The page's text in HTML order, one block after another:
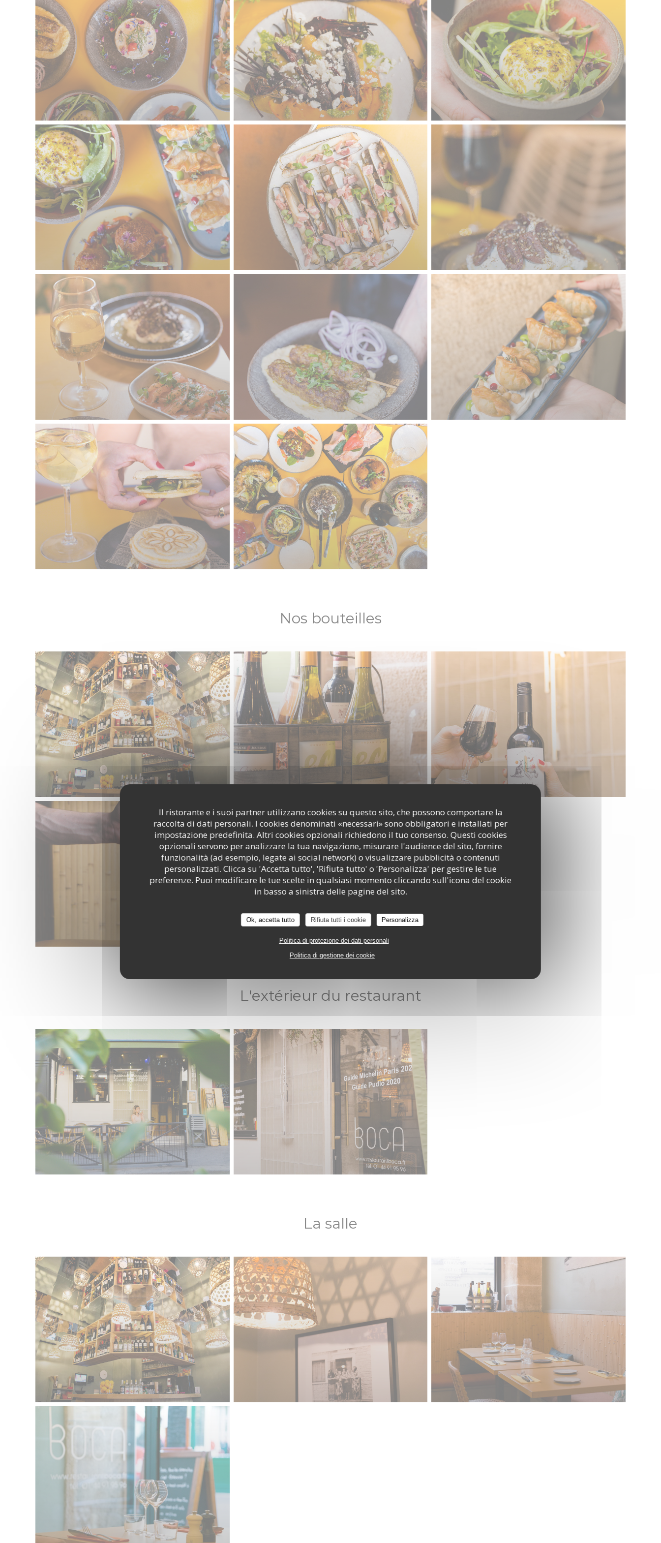
Il ristorante e i suoi partner utilizzano cookies su questo sito, che possono comportare la
raccolta di dati personali. I cookies denominati «necessari» sono obbligatori e installati per
impostazione predefinita. Altri cookies opzionali richiedono il tuo consenso. Questi cookies
opzionali servono per analizzare la tua navigazione, misurare l'audience del sito, fornire
funzionalità (ad esempio, legate ai social network) o visualizzare pubblicità o contenuti
personalizzati. Clicca su 'Accetta tutto', 'Rifiuta tutto' o 'Personalizza' per gestire le tue
preferenze. Puoi modificare le tue scelte in qualsiasi momento cliccando sull'icona del cookie
in basso a sinistra delle pagine del sito.
Ok, accetta tutto Rifiuta tutti i cookie Personalizza
Politica di protezione dei dati personali
Politica di gestione dei cookie
Nos bouteilles
L'extérieur du restaurant
La salle
BOCA